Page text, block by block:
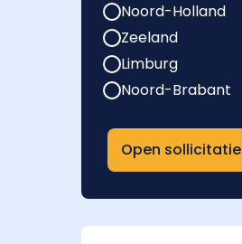
Noord-Holland
Zeeland
Limburg
Noord-Brabant
Open sollicitatie